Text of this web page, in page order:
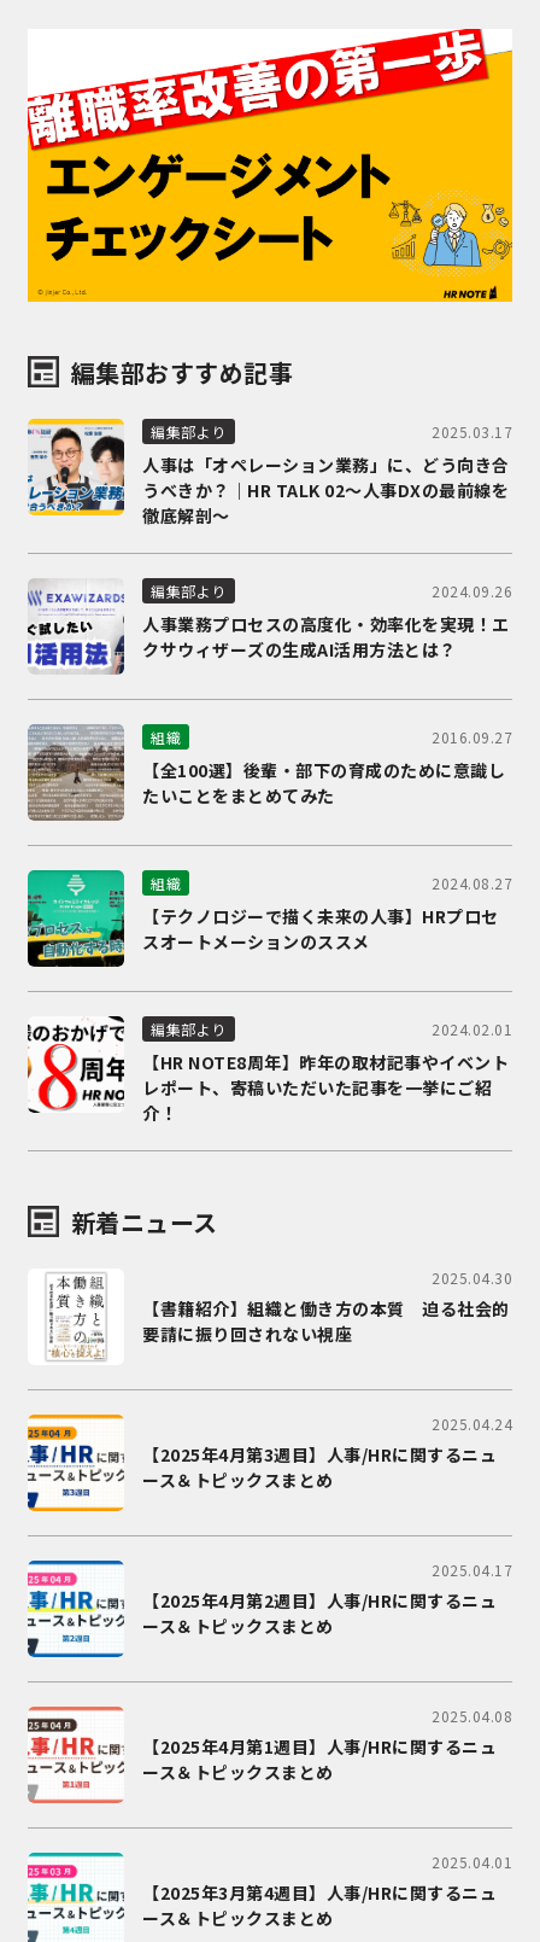
編集部おすすめ記事
編集部より 2025.03.17
人事は「オペレーション業務」に、どう向き合
うべきか？｜HR TALK 02～人事DXの最前線を
徹底解剖～
編集部より 2024.09.26
人事業務プロセスの高度化・効率化を実現！エ
クサウィザーズの生成AI活用方法とは？
組織 2016.09.27
【全100選】後輩・部下の育成のために意識し
たいことをまとめてみた
組織 2024.08.27
【テクノロジーで描く未来の人事】HRプロセ
スオートメーションのススメ
編集部より 2024.02.01
【HR NOTE8周年】昨年の取材記事やイベント
レポート、寄稿いただいた記事を一挙にご紹
介！
新着ニュース
2025.04.30
【書籍紹介】組織と働き方の本質 迫る社会的
要請に振り回されない視座
2025.04.24
【2025年4月第3週目】人事/HRに関するニュ
ース＆トピックスまとめ
2025.04.17
【2025年4月第2週目】人事/HRに関するニュ
ース＆トピックスまとめ
2025.04.08
【2025年4月第1週目】人事/HRに関するニュ
ース＆トピックスまとめ
2025.04.01
【2025年3月第4週目】人事/HRに関するニュ
ース＆トピックスまとめ